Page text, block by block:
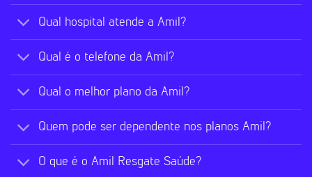
Qual hospital atende a Amil?
Qual é o telefone da Amil?
Qual o melhor plano da Amil?
Quem pode ser dependente nos planos Amil?
O que é o Amil Resgate Saúde?